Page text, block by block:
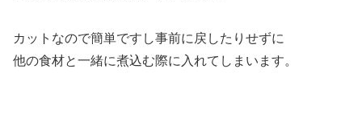
カットなので簡単ですし事前に戻したりせずに
他の食材と一緒に煮込む際に入れてしまいます。